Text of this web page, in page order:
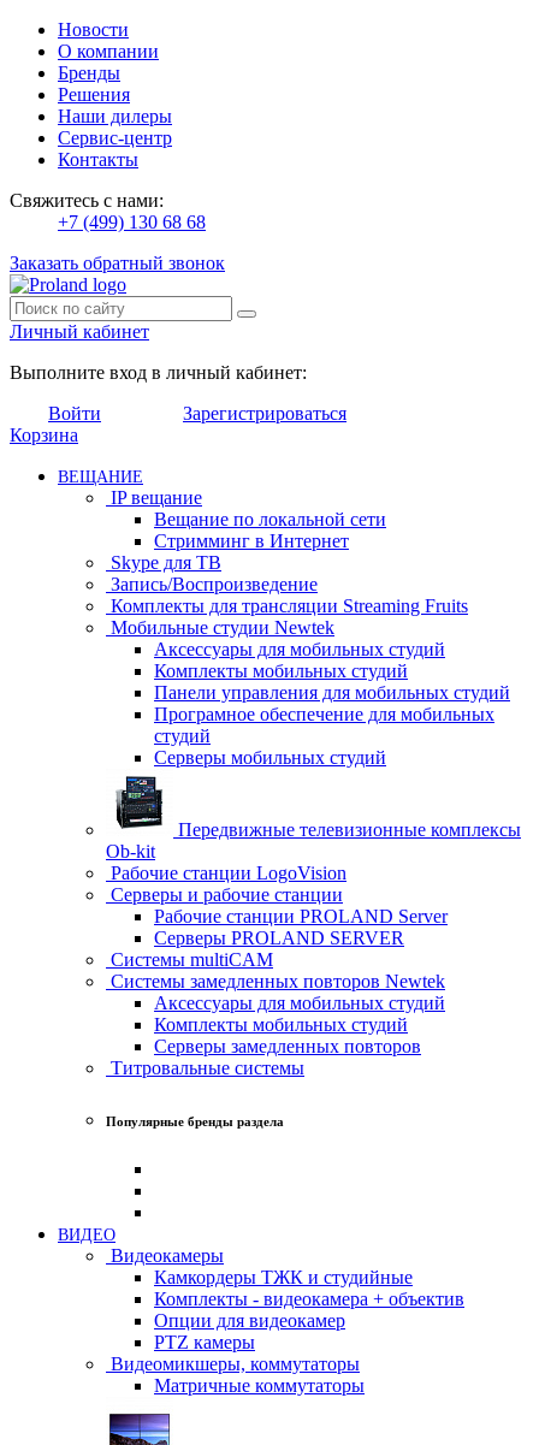
Новости
О компании
Бренды
Решения
Наши дилеры
Сервис-центр
Контакты
Свяжитесь с нами:
+7 (499) 130 68 68
Заказать обратный звонок
Личный кабинет
Выполните вход в личный кабинет:
Войти
Зарегистрироваться
Корзина
ВЕЩАНИЕ
IP вещание
Вещание по локальной сети
Стримминг в Интернет
Skype для ТВ
Запись/Воспроизведение
Комплекты для трансляции Streaming Fruits
Мобильные студии Newtek
Аксессуары для мобильных студий
Комплекты мобильных студий
Панели управления для мобильных студий
Програмное обеспечение для мобильных
студий
Серверы мобильных студий
Передвижные телевизионные комплексы
Ob-kit
Рабочие станции LogoVision
Серверы и рабочие станции
Рабочие станции PROLAND Server
Серверы PROLAND SERVER
Системы multiCAM
Системы замедленных повторов Newtek
Аксессуары для мобильных студий
Комплекты мобильных студий
Серверы замедленных повторов
Титровальные системы
Популярные бренды раздела
ВИДЕО
Видеокамеры
Камкордеры ТЖК и студийные
Комплекты - видеокамера + объектив
Опции для видеокамер
PTZ камеры
Видеомикшеры, коммутаторы
Матричные коммутаторы